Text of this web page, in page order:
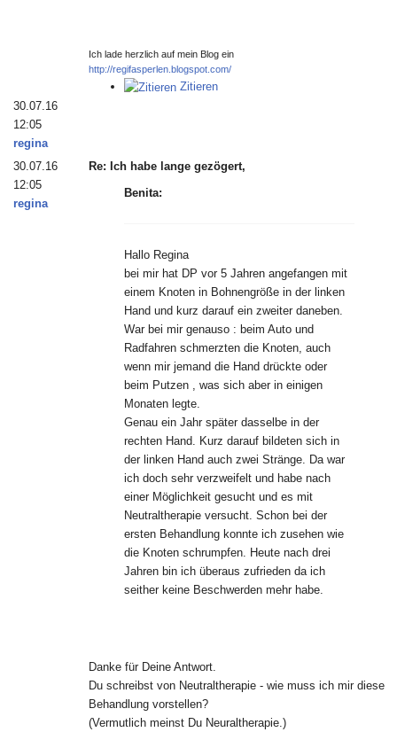
Ich lade herzlich auf mein Blog ein
http://regifasperlen.blogspot.com/
Zitieren
30.07.16
12:05
regina
30.07.16
12:05
regina
Re: Ich habe lange gezögert,
Benita:
Hallo Regina
bei mir hat DP vor 5 Jahren angefangen mit
einem Knoten in Bohnengröße in der linken
Hand und kurz darauf ein zweiter daneben.
War bei mir genauso : beim Auto und
Radfahren schmerzten die Knoten, auch
wenn mir jemand die Hand drückte oder
beim Putzen , was sich aber in einigen
Monaten legte.
Genau ein Jahr später dasselbe in der
rechten Hand. Kurz darauf bildeten sich in
der linken Hand auch zwei Stränge. Da war
ich doch sehr verzweifelt und habe nach
einer Möglichkeit gesucht und es mit
Neutraltherapie versucht. Schon bei der
ersten Behandlung konnte ich zusehen wie
die Knoten schrumpfen. Heute nach drei
Jahren bin ich überaus zufrieden da ich
seither keine Beschwerden mehr habe.
Danke für Deine Antwort.
Du schreibst von Neutraltherapie - wie muss ich mir diese
Behandlung vorstellen?
(Vermutlich meinst Du Neuraltherapie.)